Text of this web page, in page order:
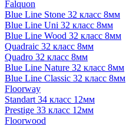
Falquon
Blue Line Stone 32 класс 8мм
Blue Line Uni 32 класс 8мм
Blue Line Wood 32 класс 8мм
Quadraic 32 класс 8мм
Quadro 32 класс 8мм
Blue Line Nature 32 класс 8мм
Blue Line Classic 32 класс 8мм
Floorway
Standart 34 класс 12мм
Prestige 33 класс 12мм
Floorwood